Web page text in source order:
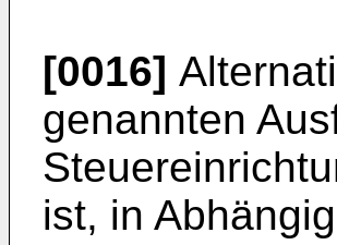
[0016]
genannten
ist, in